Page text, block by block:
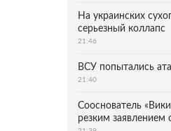
На украинских
серьезный коллапс
21:46
ВСУ попытались
21:40
Сооснователь
резким заявлением